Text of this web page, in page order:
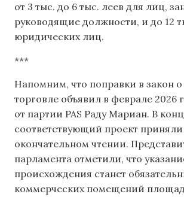
от 3 тыс. до 6 тыс. леев для лиц,
руководящие должности, и до 12
юридических лиц.
***
Напомним, что поправки в закон о
торговле объявил ​​в феврале 2026
от партии PAS Раду Мариан. В
соответствующий проект приняли
окончательном чтении.
парламента отметили, что
происхождения станет
коммерческих помещений